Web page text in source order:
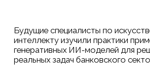
искусственного интеллекта.
Участниками мероприятия стали
студенты образовательной
программы ТОП-ИИ уровня ДС,